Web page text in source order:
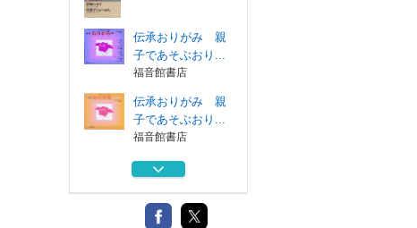
伝承おりがみ 親
子であそぶおり...
福音館書店
伝承おりがみ 親
子であそぶおり...
福音館書店
本のれきし５００
福音館書店